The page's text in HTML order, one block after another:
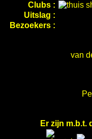
Clubs :
Uitslag :
Bezoekers :
van
Er zijn m.b.t.